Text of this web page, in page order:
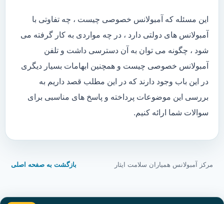
این مسئله که آمبولانس خصوصی چیست ، چه تفاوتی با
آمبولانس های دولتی دارد ، در چه مواردی به کار گرفته می
شود ، چگونه می توان به آن دسترسی داشت و تلفن
آمبولانس خصوصی چیست و همچنین ابهامات بسیار دیگری
در این باب وجود دارند که در این مطلب قصد داریم به
بررسی این موضوعات پرداخته و پاسخ های مناسبی برای
سوالات شما ارائه کنیم.
مرکز آمبولانس همیاران سلامت ایثار بازگشت به صفحه اصلی